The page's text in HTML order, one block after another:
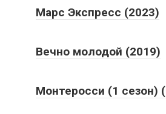
Марс Экспресс (2023)
Вечно молодой (2019)
Монтеросси (1 сезон)